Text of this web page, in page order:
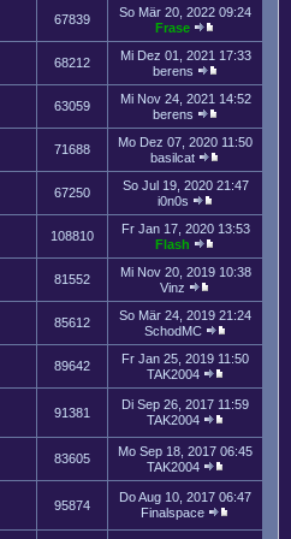
67839
So Mär 20, 2022 09:24
Frase
68212
Mi Dez 01, 2021 17:33
berens
63059
Mi Nov 24, 2021 14:52
berens
71688
Mo Dez 07, 2020 11:50
basilcat
67250
So Jul 19, 2020 21:47
i0n0s
108810
Fr Jan 17, 2020 13:53
Flash
81552
Mi Nov 20, 2019 10:38
Vinz
85612
So Mär 24, 2019 21:24
SchodMC
89642
Fr Jan 25, 2019 11:50
TAK2004
91381
Di Sep 26, 2017 11:59
TAK2004
83605
Mo Sep 18, 2017 06:45
TAK2004
95874
Do Aug 10, 2017 06:47
Finalspace